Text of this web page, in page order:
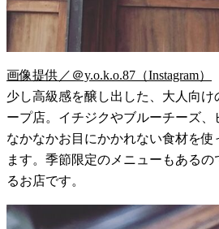
画像提供／＠y.o.k.o.87（Instagram）
少し高級感を醸し出した、大人向け
ープ店。イチジクやブルーチーズ
なかなかお目にかかれない食材を
ます。季節限定のメニューもある
るお店です。